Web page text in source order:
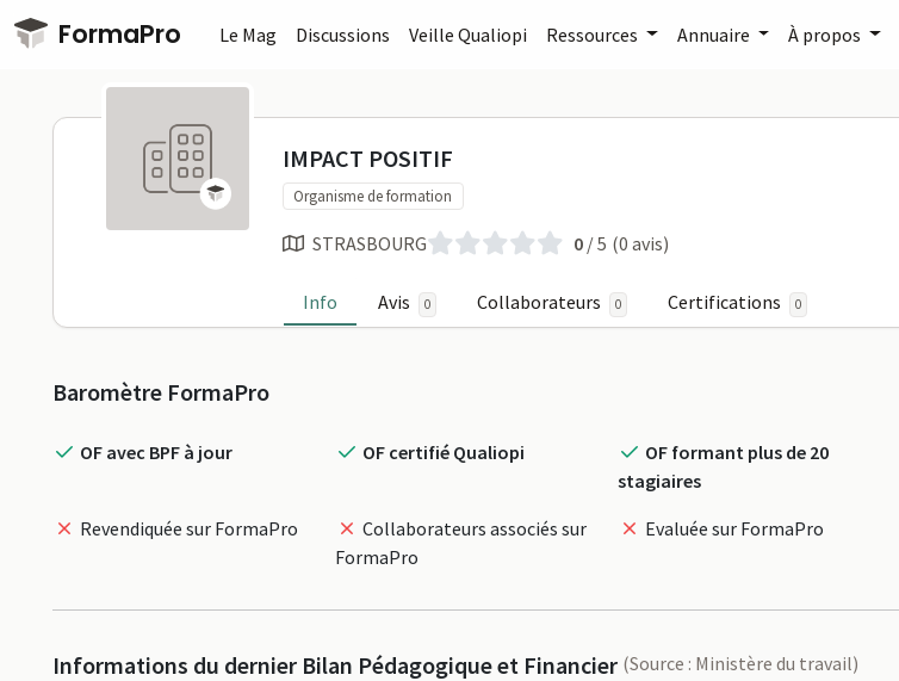
Passer au contenu principal
FormaPro Le Mag Discussions Veille Qualiopi Ressources Annuaire À propos
IMPACT POSITIF sur FormaPro
IMPACT POSITIF
Organisme de formation
STRASBOURG 0 / 5 (0 avis)
Info Avis 0 Collaborateurs 0 Certifications 0
Profil
Baromètre FormaPro
OF avec BPF à jour OF certifié Qualiopi
OF formant plus de 20
stagiaires
Revendiquée sur FormaPro
Collaborateurs associés sur
FormaPro
Evaluée sur FormaPro
Informations du dernier Bilan Pédagogique et Financier (Source : Ministère du travail)